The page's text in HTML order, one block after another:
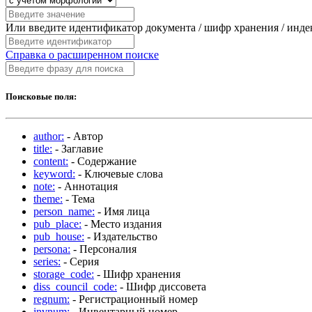
Или введите идентификатор документа / шифр хранения /
Справка о расширенном поиске
Поисковые поля:
author: - Автор
title: - Заглавие
content: - Содержание
keyword: - Ключевые слова
note: - Аннотация
theme: - Тема
person_name: - Имя лица
pub_place: - Место издания
pub_house: - Издательство
persona: - Персоналия
series: - Серия
storage_code: - Шифр хранения
diss_council_code: - Шифр диссовета
regnum: - Регистрационный номер